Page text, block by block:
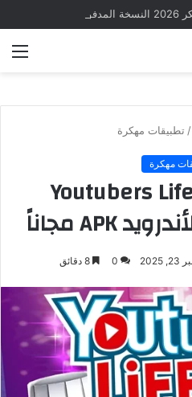
/ تطبيقات مهكرة
مهكرة
تحميل لعبة Youtubers Life
0